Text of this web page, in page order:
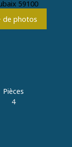
79
de photos
Pièces
4